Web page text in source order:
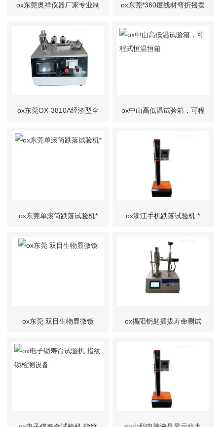
ox东莞奥祥仪器厂家专业制 ox东莞*360度线材弯折摇摆
ox东莞OX-3810A经济型全 ox中山高低温试验箱，可程
ox东莞单滚筒跌落试验机* ox浙江手机跌落试验机 *
ox东莞 双目生物显微镜 ox揭阳钥匙插拔寿命测试